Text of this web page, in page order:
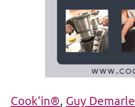
Cook’in®, Guy Demarle